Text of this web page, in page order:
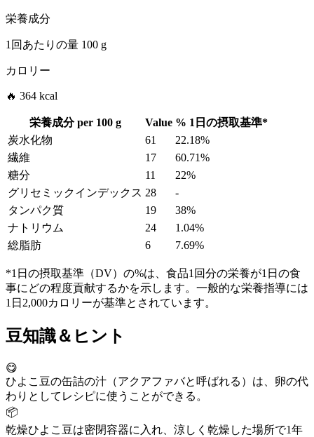
栄養成分
1回あたりの量 100 g
カロリー
🔥 364 kcal
栄養成分 per 100 g Value % 1日の摂取基準*
炭水化物
61
22.18%
繊維
17
60.71%
糖分
11
22%
グリセミックインデックス 28
-
タンパク質
19
38%
ナトリウム
24
1.04%
総脂肪
6 7.69%
*1日の摂取基準（DV）の%は、食品1回分の栄養が1日の食
事にどの程度貢献するかを示します。一般的な栄養指導には
1日2,000カロリーが基準とされています。
豆知識＆ヒント
😋
ひよこ豆の缶詰の汁（アクアファバと呼ばれる）は、卵の代
わりとしてレシピに使うことができる。
📦
乾燥ひよこ豆は密閉容器に入れ、涼しく乾燥した場所で1年